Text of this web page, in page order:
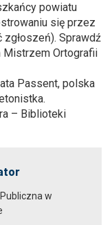
powiatu
się przez
Sprawdź
Ortografii
Passent, polska
– Biblioteki
w